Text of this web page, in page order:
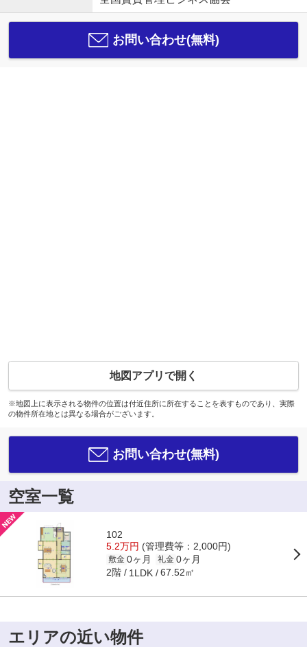
お問い合わせ(無料)
地図アプリで開く
※地図上に表示される物件の位置は付近住所に所在することを表すものであり、実際
の物件所在地とは異なる場合がございます。
お問い合わせ(無料)
空室一覧
102
5.2万円 (管理費等：2,000円)
敷金 0ヶ月 礼金 0ヶ月
2階 1LDK 67.52㎡
エリアの近い物件